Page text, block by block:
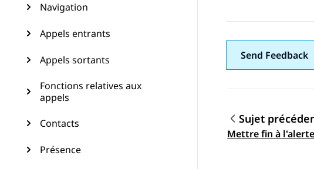
Navigation
Appels entrants
Appels sortants
Fonctions relatives aux
appels
Contacts
Présence
Send Feedback
Navigation
Sujet
Mettre fin à